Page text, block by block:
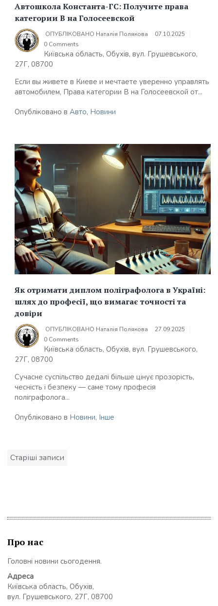
Автошкола Константа-ГС: Получите права
категории В на Голосеевской
ОПУБЛІКОВАНО Наталія Полякова
07.10.2025
0 Comments
Київська область, Обухів, вул. Грушевського,
27Г, 08700
Если вы живете в Киеве и мечтаете уверенно управлять
автомобилем, Права категории В на Голосеевской от...
Опубліковано в Авто, Новини
Як отримати диплом поліграфолога в Україні:
шлях до професії, що вимагає точності та
довіри
ОПУБЛІКОВАНО Наталія Полякова
27.09.2025
0 Comments
Київська область, Обухів, вул. Грушевського,
27Г, 08700
Сучасне суспільство дедалі більше цінує прозорість,
чесність і безпеку — саме тому професія
поліграфолога...
Опубліковано в Новини, Інше
Навігація
записів
Старіші записи
Про нас
Головні новини сьогодення.
Адреса
Київська область, Обухів,
вул. Грушевського, 27Г, 08700